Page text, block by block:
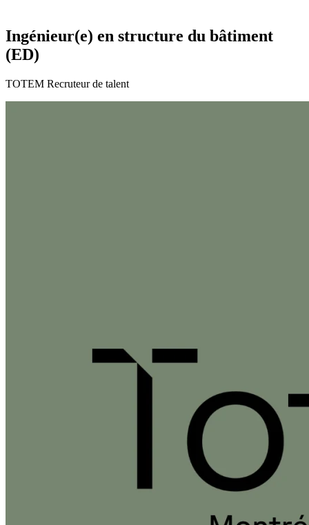
Ingénieur(e) en structure du bâtiment
(ED)
TOTEM Recruteur de talent